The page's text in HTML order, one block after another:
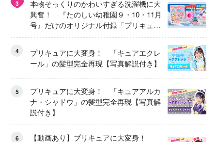
3
本物そっくりのかわいすぎる洗濯機に大
興奮！ 『たのしい幼稚園９・10・11月
号』だけのオリジナル付録「プリキュ
ア くるくるせんたくき」
4
プリキュアに大変身！ 「キュアエクレ
ール」の髪型完全再現【写真解説付き】
5
プリキュアに大変身！ 「キュアアルカ
ナ・シャドウ」の髪型完全再現【写真解
説付き】
6
【動画あり】プリキュアに大変身！